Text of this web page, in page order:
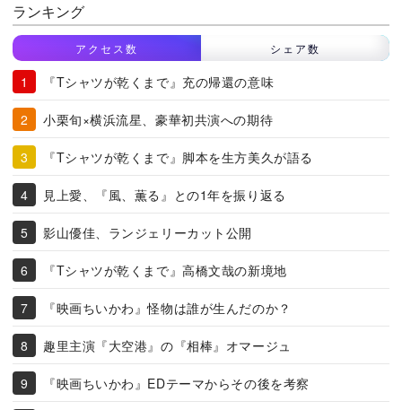
ランキング
アクセス数 シェア数
『Tシャツが乾くまで』充の帰還の意味
小栗旬×横浜流星、豪華初共演への期待
『Tシャツが乾くまで』脚本を生方美久が語る
見上愛、『風、薫る』との1年を振り返る
影山優佳、ランジェリーカット公開
『Tシャツが乾くまで』高橋文哉の新境地
『映画ちいかわ』怪物は誰が生んだのか？
趣里主演『大空港』の『相棒』オマージュ
『映画ちいかわ』EDテーマからその後を考察